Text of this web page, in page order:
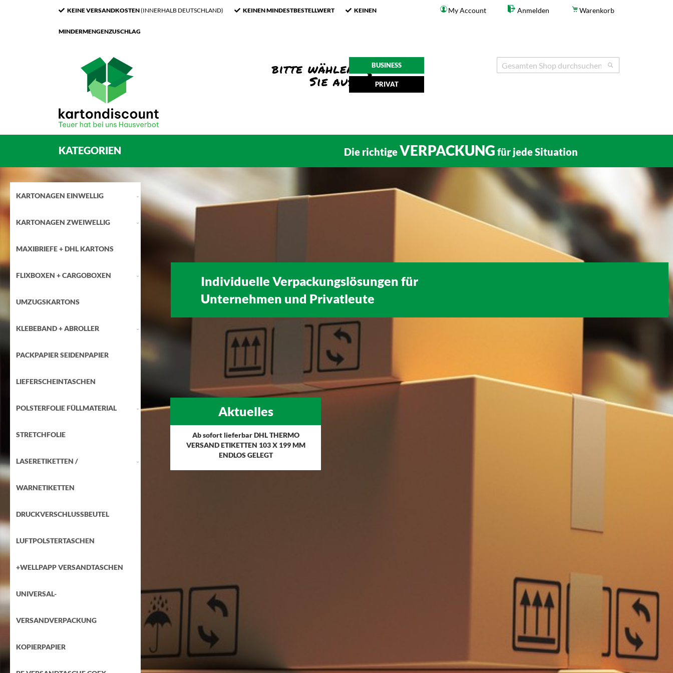
KEINE VERSANDKOSTEN(INNERHALB DEUTSCHLAND) KEINEN MINDESTBESTELLWERT KEINEN
MINDERMENGENZUSCHLAG
My Account Anmelden Warenkorb
BUSINESS
PRIVAT
Search
KATEGORIEN Die richtigeVERPACKUNG für jede Situation
Individuelle Verpackungslösungen für
Unternehmen und Privatleute
Aktuelles
Ab sofort lieferbar DHL THERMO
VERSAND ETIKETTEN 103 X 199 MM
ENDLOS GELEGT
KARTONAGEN EINWELLIG
KARTONAGEN ZWEIWELLIG
MAXIBRIEFE + DHL KARTONS
FLIXBOXEN + CARGOBOXEN
UMZUGSKARTONS
KLEBEBAND + ABROLLER
PACKPAPIER SEIDENPAPIER
LIEFERSCHEINTASCHEN
POLSTERFOLIE FÜLLMATERIAL
STRETCHFOLIE
LASERETIKETTEN /
WARNETIKETTEN
DRUCKVERSCHLUSSBEUTEL
LUFTPOLSTERTASCHEN
+WELLPAPP VERSANDTASCHEN
UNIVERSAL-
VERSANDVERPACKUNG
KOPIERPAPIER